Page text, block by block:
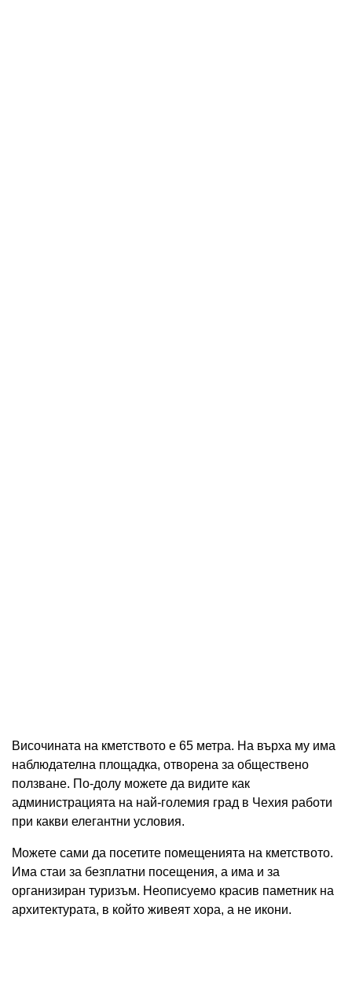
Височината на кметството е 65 метра. На върха му има
наблюдателна площадка, отворена за обществено
ползване. По-долу можете да видите как
администрацията на най-големия град в Чехия работи
при какви елегантни условия.
Можете сами да посетите помещенията на кметството.
Има стаи за безплатни посещения, а има и за
организиран туризъм. Неописуемо красив паметник на
архитектурата, в който живеят хора, а не икони.